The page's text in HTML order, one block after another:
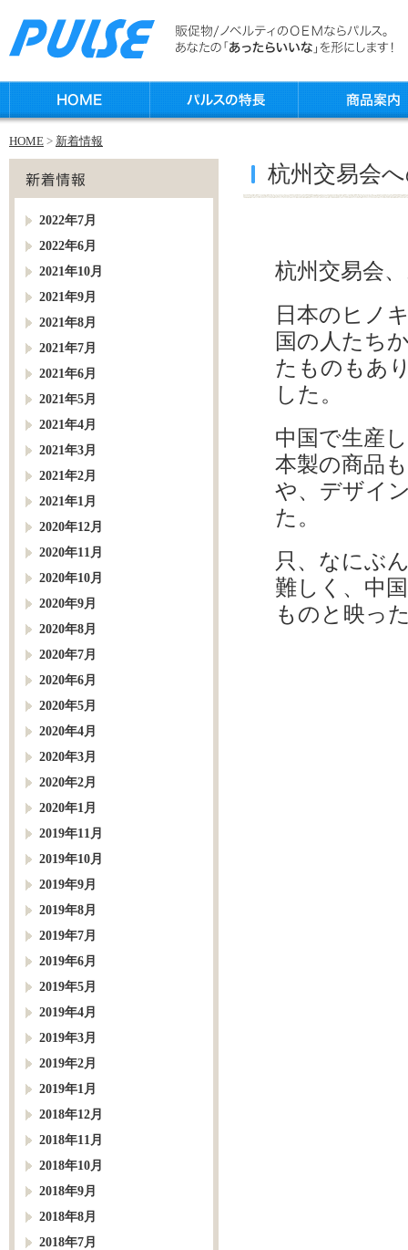
HOME > 新着情報
2022年7月
2022年6月
2021年10月
2021年9月
2021年8月
2021年7月
2021年6月
2021年5月
2021年4月
2021年3月
2021年2月
2021年1月
2020年12月
2020年11月
2020年10月
2020年9月
2020年8月
2020年7月
2020年6月
2020年5月
2020年4月
2020年3月
2020年2月
2020年1月
2019年11月
2019年10月
2019年9月
2019年8月
2019年7月
2019年6月
2019年5月
2019年4月
2019年3月
2019年2月
2019年1月
2018年12月
2018年11月
2018年10月
2018年9月
2018年8月
2018年7月
杭州交易会
杭州交易会
日本のヒノ
国の人たち
たものもあ
した。
中国で生産
本製の商品
や、デザイ
た。
只、なにぶ
難しく、中
ものと映っ